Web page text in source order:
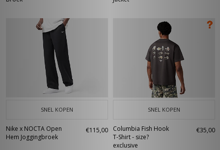
SNEL KOPEN
Nike x NOCTA Open
Hem Joggingbroek
€115,00
SNEL KOPEN
Columbia Fish Hook
T-Shirt - size?
exclusive
€35,00